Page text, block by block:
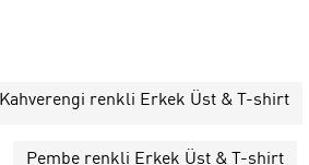
Kahverengi renkli Erkek Üst & T-shirt
Pembe renkli Erkek Üst & T-shirt